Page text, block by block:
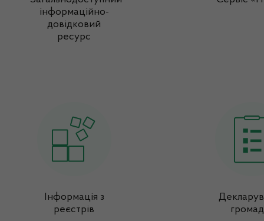
інформаційно-
довідковий
ресурс
Інформація з
реєстрів